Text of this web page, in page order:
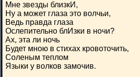
Мне звезды близкИ,
Ну а может глаза это волчьи,
Ведь правда глаза
Ослепительно блИзки в ночи?
Ах, эта ли ночь
Будет мною в стихах кровоточить,
Соленым теплом
Языки у волков замочив.